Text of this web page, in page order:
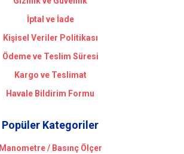
İptal ve İade
Kişisel Veriler Politikası
Ödeme ve Teslim Süresi
Kargo ve Teslimat
Havale Bildirim Formu
Popüler Kategoriler
Manometre / Basınç Ölçer